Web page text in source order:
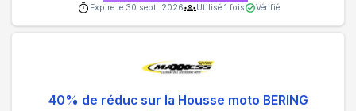
Expire le 30 sept. 2026 Utilisé 1 fois Vérifié
40% de réduc sur la Housse moto BERING